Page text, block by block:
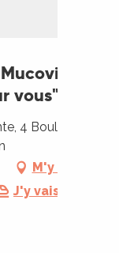
vous"
4 Boulevard des
M'y rendre
J'y vais en train !